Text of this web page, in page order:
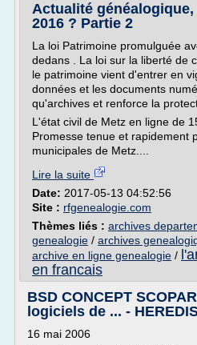
Actualité
2016 ? Partie 2
La loi Patrimoine promulguée
dedans . La loi sur la liberté de
le patrimoine vient d'entrer en
données et les documents
qu'archives et renforce la
L'état civil de Metz en ligne de
Promesse tenue et rapidement
municipales de Metz....
Lire la suite
Date: 2017-05-13 04:52:56
Site : rfgenealogie.com
Thèmes liés : archives
genealogie / archives
archive en ligne genealogie /
en francais
BSD CONCEPT
logiciels de ... -
16 mai 2006